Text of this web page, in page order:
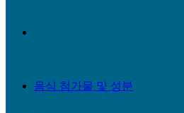
음식 첨가물 및 성분